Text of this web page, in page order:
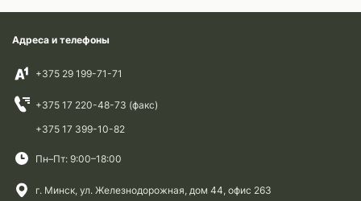
Адреса и телефоны
+375 29 199-71-71
+375 17 220-48-73 (факс)
+375 17 399-10-82
Пн–Пт: 9:00–18:00
г. Минск, ул. Железнодорожная, дом 44, офис 263